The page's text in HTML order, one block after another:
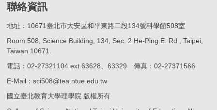
聯絡資訊
地址：10671臺北市大安區和平東路二段134號科學館508室
Room 508, Science Building, 134, Sec. 2 He-Ping E. Rd , Taipei,
Taiwan 10671.
電話：02-27321104 ext 63628、63329 傳真：02-27371566
E-Mail：sci508@tea.ntue.edu.tw
國立臺北教育大學理學院 版權所有